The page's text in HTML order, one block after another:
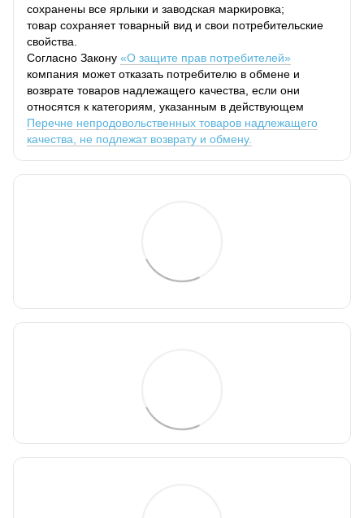
сохранены все ярлыки и заводская маркировка;
товар сохраняет товарный вид и свои потребительские
свойства.
Согласно Закону «О защите прав потребителей»
компания может отказать потребителю в обмене и
возврате товаров надлежащего качества, если они
относятся к категориям, указанным в действующем
Перечне непродовольственных товаров надлежащего
качества, не подлежат возврату и обмену.